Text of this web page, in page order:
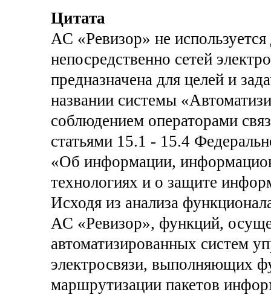
Цитата
АС «Ревизор» не
непосредственно сетей
предназначена для целей и
названии системы
соблюдением операторами
статьями 15.1 - 15.4
«Об информации,
технологиях и о защите
Исходя из анализа
АС «Ревизор», функций,
автоматизированных систем
электросвязи, выполняющих
маршрутизации пакетов